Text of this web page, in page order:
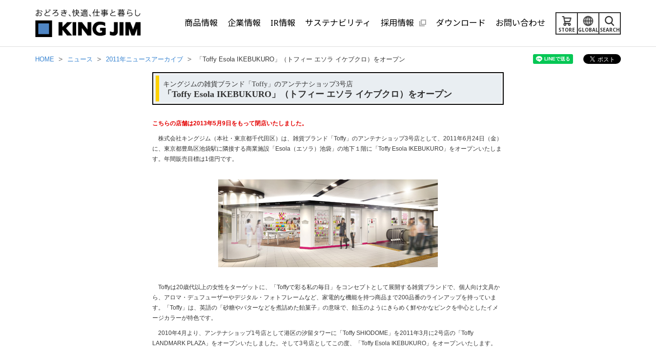
SEARCH
GLOBAL
STORE
商品情報 企業情報 IR情報 サステナビリティ 採用情報 ダウンロード お問い合わせ
HOME ニュース 2011年ニュースアーカイブ 「Toffy Esola IKEBUKURO」（トフィー エソラ イケブクロ）をオープン
キングジムの雑貨ブランド「Toffy」のアンテナショップ3号店
「Toffy Esola IKEBUKURO」（トフィー エソラ イケブクロ）をオープン
こちらの店舗は2013年5月9日をもって閉店いたしました。
株式会社キングジム（本社・東京都千代田区）は、雑貨ブランド「Toffy」のアンテナショップ3号店として、2011年6月24日（金）
に、東京都豊島区池袋駅に隣接する商業施設「Esola（エソラ）池袋」の地下１階に「Toffy Esola IKEBUKURO」をオープンいたしま
す。年間販売目標は1億円です。
Toffyは20歳代以上の女性をターゲットに、「Toffyで彩る私の毎日」をコンセプトとして展開する雑貨ブランドで、個人向け文具か
ら、アロマ・デュフューザーやデジタル・フォトフレームなど、家電的な機能を持つ商品まで200品番のラインアップを持っていま
す。「Toffy」は、英語の「砂糖やバターなどを煮詰めた飴菓子」の意味で、飴玉のようにきらめく鮮やかなピンクを中心としたイメ
ージカラーが特色です。
2010年4月より、アンテナショップ1号店として港区の汐留タワーに「Toffy SHIODOME」を2011年3月に2号店の「Toffy
LANDMARK PLAZA」をオープンいたしました。そして3号店としてこの度、「Toffy Esola IKEBUKURO」をオープンいたします。